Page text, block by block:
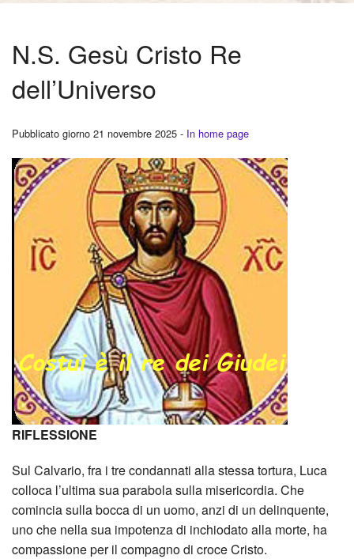
Info settimanali
Orari Ss. Messe
Arcade
Povegliano
Camalò
Santandrà
Animatori Liturgici
Chierichetti e Ancelle
N.S. Gesù Cristo Re
dell’Universo
Pubblicato giorno 21 novembre 2025 - In home page
RIFLESSIONE
Sul Calvario, fra i tre condannati alla stessa tortura, Luca
colloca l’ultima sua parabola sulla misericordia. Che
comincia sulla bocca di un uomo, anzi di un delinquente,
uno che nella sua impotenza di inchiodato alla morte, ha
compassione per il compagno di croce Cristo.